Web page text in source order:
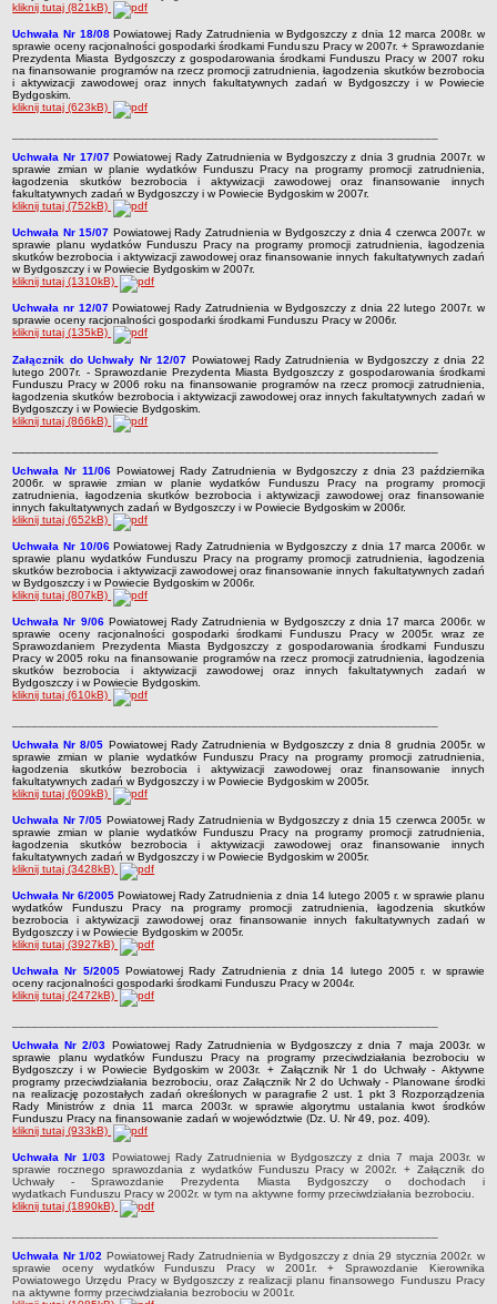
kliknij tutaj (821kB)
Uchwała Nr 18/08Powiatowej Rady Zatrudnienia w Bydgoszczy z dnia 12 marca 2008r. w
sprawie oceny racjonalności gospodarki środkami Funduszu Pracy w 2007r. + Sprawozdanie
Prezydenta Miasta Bydgoszczy z gospodarowania środkami Funduszu Pracy w 2007 roku
na finansowanie programów na rzecz promocji zatrudnienia, łagodzenia skutków bezrobocia
i aktywizacji zawodowej oraz innych fakultatywnych zadań w Bydgoszczy i w Powiecie
Bydgoskim.
kliknij tutaj (623kB)
Uchwała Nr 17/07Powiatowej Rady Zatrudnienia w Bydgoszczy z dnia 3 grudnia 2007r. w
sprawie zmian w planie wydatków Funduszu Pracy na programy promocji zatrudnienia,
łagodzenia skutków bezrobocia i aktywizacji zawodowej oraz finansowanie innych
fakultatywnych zadań w Bydgoszczy i w Powiecie Bydgoskim w 2007r.
kliknij tutaj (752kB)
Uchwała Nr 15/07 Powiatowej Rady Zatrudnienia w Bydgoszczy z dnia 4 czerwca 2007r. w
sprawie planu wydatków Funduszu Pracy na programy promocji zatrudnienia, łagodzenia
skutków bezrobocia i aktywizacji zawodowej oraz finansowanie innych fakultatywnych zadań
w Bydgoszczy i w Powiecie Bydgoskim w 2007r.
kliknij tutaj (1310kB)
Uchwała nr 12/07Powiatowej Rady Zatrudnienia w Bydgoszczy z dnia 22 lutego 2007r. w
sprawie oceny racjonalności gospodarki środkami Funduszu Pracy w 2006r.
kliknij tutaj (135kB)
Załącznik do Uchwały Nr 12/07 Powiatowej Rady Zatrudnienia w Bydgoszczy z dnia 22
lutego 2007r. - Sprawozdanie Prezydenta Miasta Bydgoszczy z gospodarowania środkami
Funduszu Pracy w 2006 roku na finansowanie programów na rzecz promocji zatrudnienia,
łagodzenia skutków bezrobocia i aktywizacji zawodowej oraz innych fakultatywnych zadań w
Bydgoszczy i w Powiecie Bydgoskim.
kliknij tutaj (866kB)
Uchwała Nr 11/06 Powiatowej Rady Zatrudnienia w Bydgoszczy z dnia 23 października
2006r. w sprawie zmian w planie wydatków Funduszu Pracy na programy promocji
zatrudnienia, łagodzenia skutków bezrobocia i aktywizacji zawodowej oraz finansowanie
innych fakultatywnych zadań w Bydgoszczy i w Powiecie Bydgoskim w 2006r.
kliknij tutaj (652kB)
Uchwała Nr 10/06 Powiatowej Rady Zatrudnienia w Bydgoszczy z dnia 17 marca 2006r. w
sprawie planu wydatków Funduszu Pracy na programy promocji zatrudnienia, łagodzenia
skutków bezrobocia i aktywizacji zawodowej oraz finansowanie innych fakultatywnych zadań
w Bydgoszczy i w Powiecie Bydgoskim w 2006r.
kliknij tutaj (807kB)
Uchwała Nr 9/06Powiatowej Rady Zatrudnienia w Bydgoszczy z dnia 17 marca 2006r. w
sprawie oceny racjonalności gospodarki środkami Funduszu Pracy w 2005r. wraz ze
Sprawozdaniem Prezydenta Miasta Bydgoszczy z gospodarowania środkami Funduszu
Pracy w 2005 roku na finansowanie programów na rzecz promocji zatrudnienia, łagodzenia
skutków bezrobocia i aktywizacji zawodowej oraz innych fakultatywnych zadań w
Bydgoszczy i w Powiecie Bydgoskim.
kliknij tutaj (610kB)
Uchwała Nr 8/05 Powiatowej Rady Zatrudnienia w Bydgoszczy z dnia 8 grudnia 2005r. w
sprawie zmian w planie wydatków Funduszu Pracy na programy promocji zatrudnienia,
łagodzenia skutków bezrobocia i aktywizacji zawodowej oraz finansowanie innych
fakultatywnych zadań w Bydgoszczy i w Powiecie Bydgoskim w 2005r.
kliknij tutaj (609kB)
Uchwała Nr 7/05 Powiatowej Rady Zatrudnienia w Bydgoszczy z dnia 15 czerwca 2005r. w
sprawie zmian w planie wydatków Funduszu Pracy na programy promocji zatrudnienia,
łagodzenia skutków bezrobocia i aktywizacji zawodowej oraz finansowanie innych
fakultatywnych zadań w Bydgoszczy i w Powiecie Bydgoskim w 2005r.
kliknij tutaj (3428kB)
Uchwała Nr 6/2005 Powiatowej Rady Zatrudnienia z dnia 14 lutego 2005 r. w sprawie planu
wydatków Funduszu Pracy na programy promocji zatrudnienia, łagodzenia skutków
bezrobocia i aktywizacji zawodowej oraz finansowanie innych fakultatywnych zadań w
Bydgoszczy i w Powiecie Bydgoskim w 2005r.
kliknij tutaj (3927kB)
Uchwała Nr 5/2005Powiatowej Rady Zatrudnienia z dnia 14 lutego 2005 r. w sprawie
oceny racjonalności gospodarki środkami Funduszu Pracy w 2004r.
kliknij tutaj (2472kB)
Uchwała Nr 2/03 Powiatowej Rady Zatrudnienia w Bydgoszczy z dnia 7 maja 2003r. w
sprawie planu wydatków Funduszu Pracy na programy przeciwdziałania bezrobociu w
Bydgoszczy i w Powiecie Bydgoskim w 2003r. + Załącznik Nr 1 do Uchwały - Aktywne
programy przeciwdziałania bezrobociu, oraz Załącznik Nr 2 do Uchwały - Planowane środki
na realizację pozostałych zadań określonych w paragrafie 2 ust. 1 pkt 3 Rozporządzenia
Rady Ministrów z dnia 11 marca 2003r. w sprawie algorytmu ustalania kwot środków
Funduszu Pracy na finansowanie zadań w województwie (Dz. U. Nr 49, poz. 409).
kliknij tutaj (933kB)
Uchwała Nr 1/03 Powiatowej Rady Zatrudnienia w Bydgoszczy z dnia 7 maja 2003r. w
sprawie rocznego sprawozdania z wydatków Funduszu Pracy w 2002r. + Załącznik do
Uchwały - Sprawozdanie Prezydenta Miasta Bydgoszczy o dochodach i
wydatkach Funduszu Pracy w 2002r. w tym na aktywne formy przeciwdziałania bezrobociu.
kliknij tutaj (1890kB)
Uchwała Nr 1/02 Powiatowej Rady Zatrudnienia w Bydgoszczy z dnia 29 stycznia 2002r. w
sprawie oceny wydatków Funduszu Pracy w 2001r. + Sprawozdanie Kierownika
Powiatowego Urzędu Pracy w Bydgoszczy z realizacji planu finansowego Funduszu Pracy
na aktywne formy przeciwdziałania bezrobociu w 2001r.